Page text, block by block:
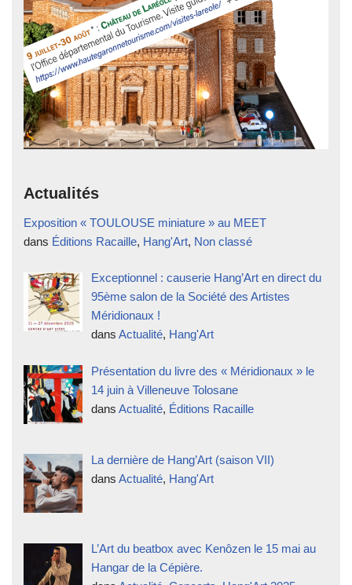
Actualités
Exposition « TOULOUSE miniature » au MEET
dans Éditions Racaille, Hang'Art, Non classé
Exceptionnel : causerie Hang’Art en direct du
95ème salon de la Société des Artistes
Méridionaux !
dansActualité, Hang'Art
Présentation du livre des « Méridionaux » le
14 juin à Villeneuve Tolosane
dansActualité, Éditions Racaille
La dernière de Hang’Art (saison VII)
dansActualité, Hang'Art
L’Art du beatbox avec Kenôzen le 15 mai au
Hangar de la Cépière.